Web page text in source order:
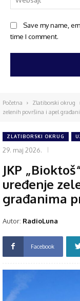
Save my name,
time I comment.